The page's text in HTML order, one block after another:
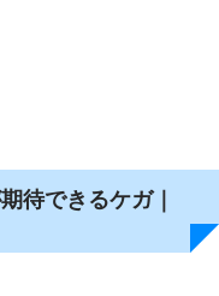
待できるケガ｜